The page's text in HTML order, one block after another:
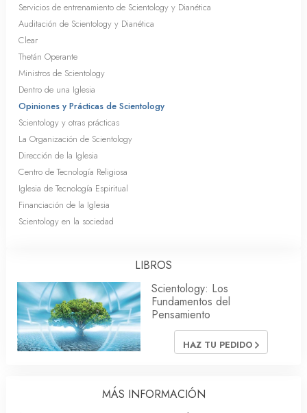
Servicios de entrenamiento de Scientology y Dianética
Auditación de Scientology y Dianética
Clear
Thetán Operante
Ministros de Scientology
Dentro de una Iglesia
Opiniones y Prácticas de Scientology
Scientology y otras prácticas
La Organización de Scientology
Dirección de la Iglesia
Centro de Tecnología Religiosa
Iglesia de Tecnología Espiritual
Financiación de la Iglesia
Scientology en la sociedad
LIBROS
Scientology: Los
Fundamentos del
Pensamiento
HAZ TU PEDIDO
MÁS INFORMACIÓN